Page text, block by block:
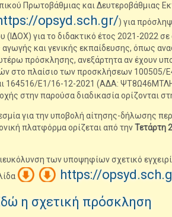
Πρωτοβάθμιας και Δευτεροβάθμιας
opsyd.sch.gr/) για
(ΙΔΟΧ) για το διδακτικό έτος 2021-2022
αγωγής και γενικής εκπαίδευσης, όπως
πρόσκλησης, ανεξάρτητα αν έχουν
στο πλαίσιο των προσκλήσεων
164516/Ε1/16-12-2021 (ΑΔΑ:
στην παρούσα διαδικασία ορίζονται
για την υποβολή αίτησης-δήλωσης
πλατφόρμα ορίζεται από τηνΤετάρτη
των υποψηφίων σχετικό
https://
η σχετική πρόσκληση